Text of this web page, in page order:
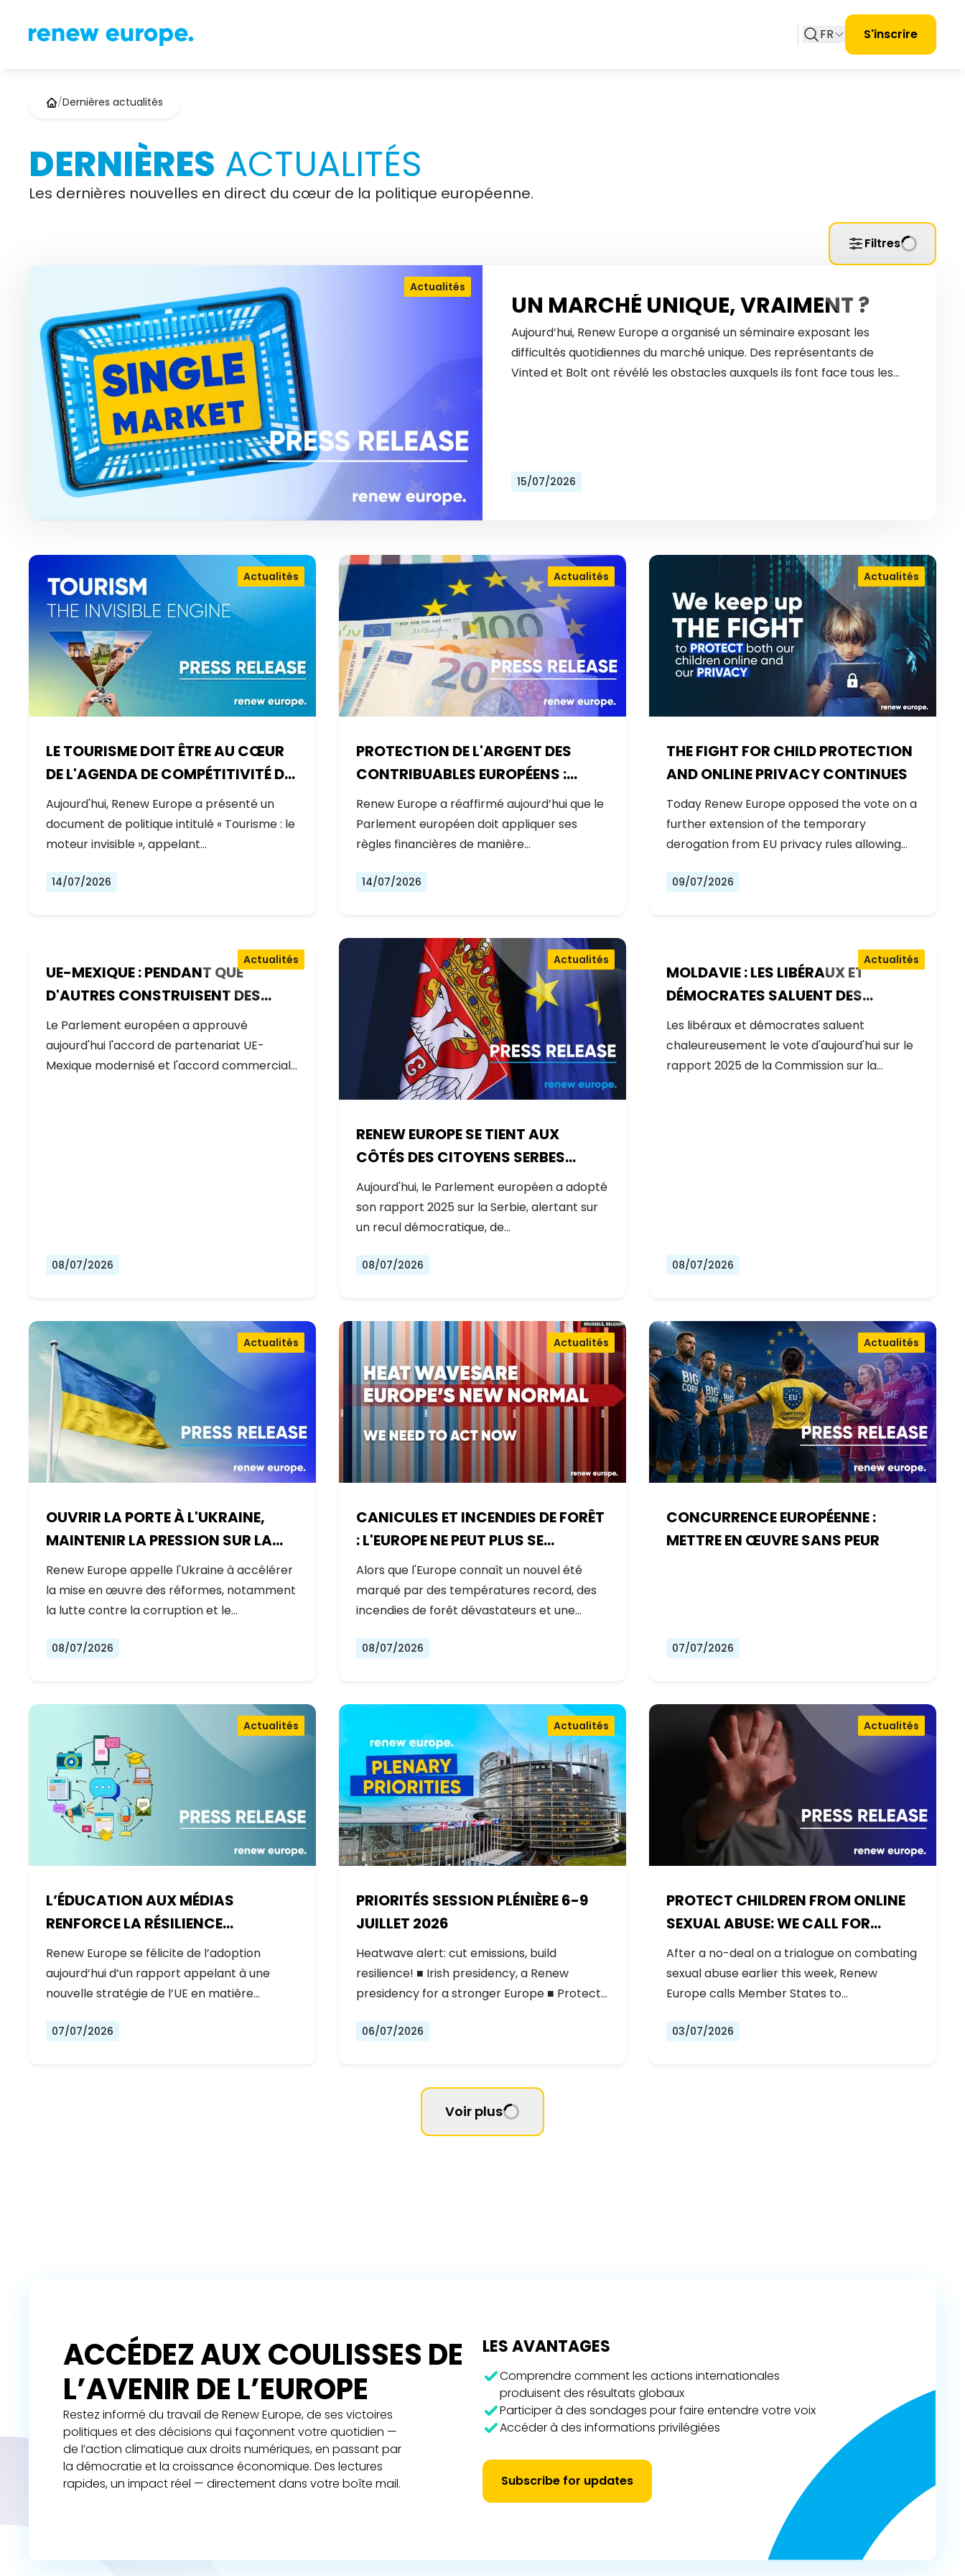
FR S'inscrire
/Dernières actualités
DERNIÈRES ACTUALITÉS
Les dernières nouvelles en direct du cœur de la politique européenne.
Filtres
Actualités
UN MARCHÉ UNIQUE, VRAIMENT ?
Aujourd’hui, Renew Europe a organisé un séminaire exposant les
difficultés quotidiennes du marché unique. Des représentants de
Vinted et Bolt ont révélé les obstacles auxquels ils font face tous les…
15/07/2026
LE TOURISME DOIT ÊTRE AU CŒUR
DE L'AGENDA DE COMPÉTITIVITÉ DE
L'EUROPE
Actualités
Aujourd'hui, Renew Europe a présenté un
document de politique intitulé « Tourisme : le
moteur invisible », appelant…
14/07/2026
PROTECTION DE L'ARGENT DES
CONTRIBUABLES EUROPÉENS :
AUCUNE EXCEPTION
Actualités
Renew Europe a réaffirmé aujourd’hui que le
Parlement européen doit appliquer ses
règles financières de manière…
14/07/2026
THE FIGHT FOR CHILD PROTECTION
AND ONLINE PRIVACY CONTINUES
Actualités
Today Renew Europe opposed the vote on a
further extension of the temporary
derogation from EU privacy rules allowing…
09/07/2026
UE-MEXIQUE : PENDANT QUE
D'AUTRES CONSTRUISENT DES
MURS, L'EUROPE CONSTRUIT DES
PONTS
Actualités
Le Parlement européen a approuvé
aujourd'hui l'accord de partenariat UE-
Mexique modernisé et l'accord commercial…
08/07/2026
RENEW EUROPE SE TIENT AUX
CÔTÉS DES CITOYENS SERBES
ALORS QUE LE GOUVERNEMENT
RECULE SUR LES RÉFORMES
Actualités
Aujourd'hui, le Parlement européen a adopté
son rapport 2025 sur la Serbie, alertant sur
un recul démocratique, de…
08/07/2026
MOLDAVIE : LES LIBÉRAUX ET
DÉMOCRATES SALUENT DES
PROGRÈS EXCEPTIONNELS SUR LA
VOIE DE L'ADHÉSION À L'UE
Actualités
Les libéraux et démocrates saluent
chaleureusement le vote d'aujourd'hui sur le
rapport 2025 de la Commission sur la…
08/07/2026
OUVRIR LA PORTE À L'UKRAINE,
MAINTENIR LA PRESSION SUR LA
RUSSIE
Actualités
Renew Europe appelle l'Ukraine à accélérer
la mise en œuvre des réformes, notamment
la lutte contre la corruption et le…
08/07/2026
CANICULES ET INCENDIES DE FORÊT
: L'EUROPE NE PEUT PLUS SE
CONTENTER DE RÉAGIR ET DOIT SE
PRÉPARER
Actualités
Alors que l'Europe connaît un nouvel été
marqué par des températures record, des
incendies de forêt dévastateurs et une…
08/07/2026
CONCURRENCE EUROPÉENNE :
METTRE EN ŒUVRE SANS PEUR
Actualités
07/07/2026
L’ÉDUCATION AUX MÉDIAS
RENFORCE LA RÉSILIENCE
DÉMOCRATIQUE DE L’EUROPE
Actualités
Renew Europe se félicite de l’adoption
aujourd’hui d’un rapport appelant à une
nouvelle stratégie de l’UE en matière…
07/07/2026
PRIORITÉS SESSION PLÉNIÈRE 6-9
JUILLET 2026
Actualités
Heatwave alert: cut emissions, build
resilience! ■ Irish presidency, a Renew
presidency for a stronger Europe ■ Protect…
06/07/2026
PROTECT CHILDREN FROM ONLINE
SEXUAL ABUSE: WE CALL FOR
URGENT NEGOTIATIONS AND
PERMANENT SOLUTION
Actualités
After a no-deal on a trialogue on combating
sexual abuse earlier this week, Renew
Europe calls Member States to…
03/07/2026
Voir plus
ACCÉDEZ AUX COULISSES DE
L’AVENIR DE L’EUROPE
Restez informé du travail de Renew Europe, de ses victoires
politiques et des décisions qui façonnent votre quotidien —
de l’action climatique aux droits numériques, en passant par
la démocratie et la croissance économique. Des lectures
rapides, un impact réel — directement dans votre boîte mail.
LES AVANTAGES
Comprendre comment les actions internationales
produisent des résultats globaux
Participer à des sondages pour faire entendre votre voix
Accéder à des informations privilégiées
Subscribe for updates